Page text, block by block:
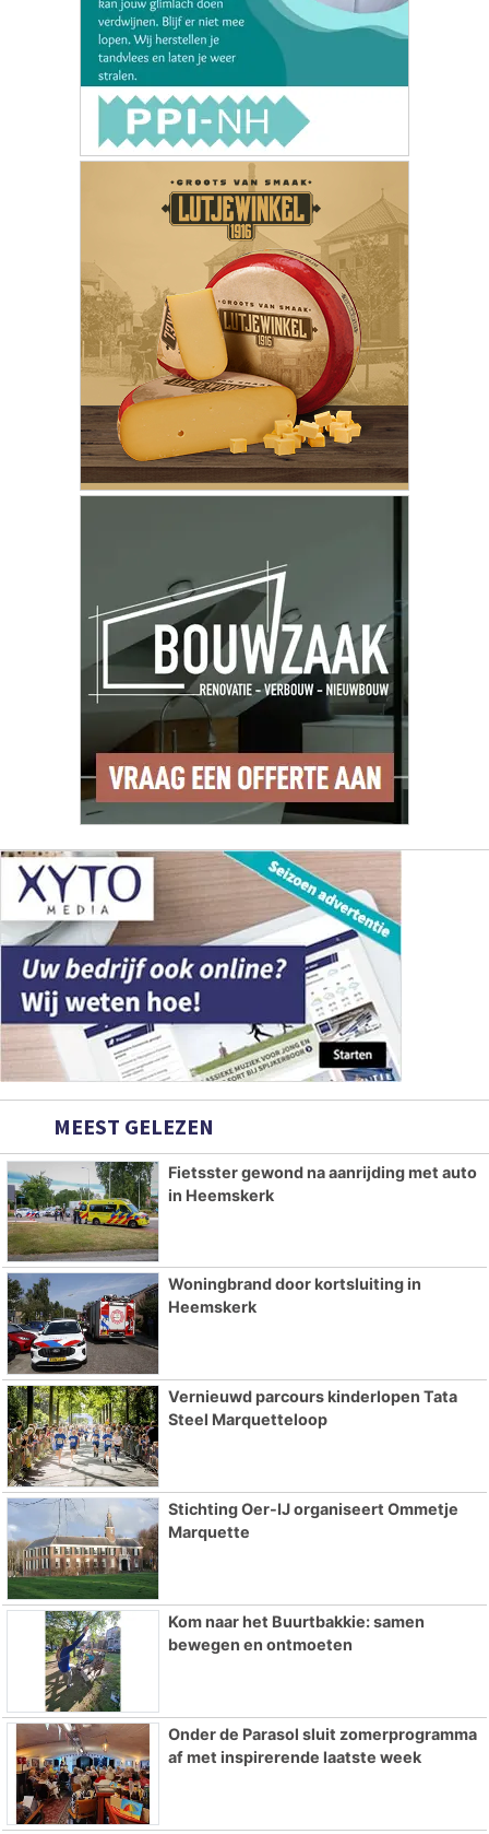
MEEST GELEZEN
Fietsster gewond na aanrijding met auto
in Heemskerk
Woningbrand door kortsluiting in
Heemskerk
Vernieuwd parcours kinderlopen Tata
Steel Marquetteloop
Stichting Oer-IJ organiseert Ommetje
Marquette
Kom naar het Buurtbakkie: samen
bewegen en ontmoeten
Onder de Parasol sluit zomerprogramma
af met inspirerende laatste week